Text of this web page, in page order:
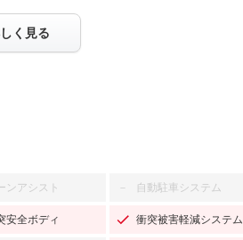
く見る
ンアシスト － 自動駐車システム
安全ボディ 衝突被害軽減システム